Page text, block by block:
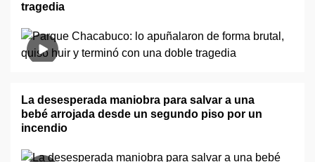
tragedia
La desesperada maniobra para salvar a una
bebé arrojada desde un segundo piso por un
incendio